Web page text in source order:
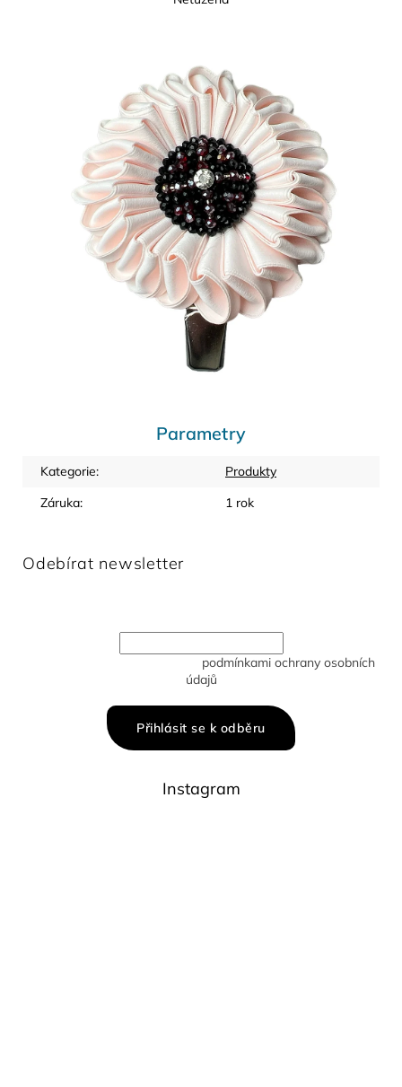
Parametry
Kategorie:
Produkty
Záruka: 1 rok
Odebírat newsletter
podmínkami ochrany osobních
údajů
Přihlásit se k odběru
Instagram